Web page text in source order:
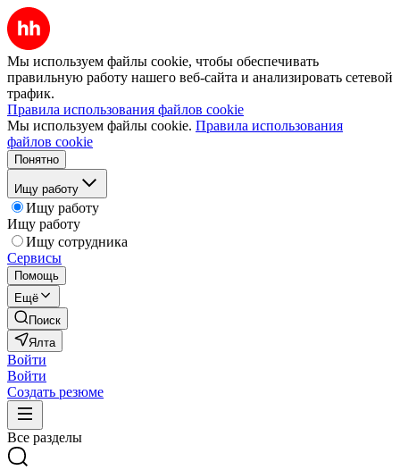
Мы используем файлы cookie, чтобы обеспечивать
правильную работу нашего веб-сайта и анализировать сетевой
трафик.
Правила использования файлов cookie
Мы используем файлы cookie. Правила использования
файлов cookie
Понятно
Ищу работу
Ищу работу
Ищу работу
Ищу сотрудника
Сервисы
Помощь
Ещё
Поиск
Ялта
Войти
Войти
Создать резюме
Все разделы